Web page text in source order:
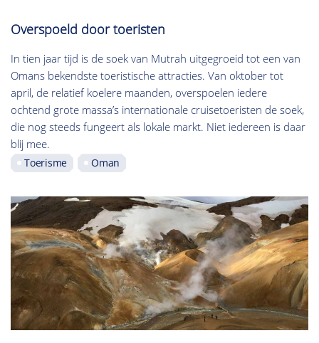
Overspoeld door toeristen
In tien jaar tijd is de soek van Mutrah uitgegroeid tot een van
Omans bekendste toeristische attracties. Van oktober tot
april, de relatief koelere maanden, overspoelen iedere
ochtend grote massa’s internationale cruisetoeristen de soek,
die nog steeds fungeert als lokale markt. Niet iedereen is daar
blij mee.
Toerisme Oman